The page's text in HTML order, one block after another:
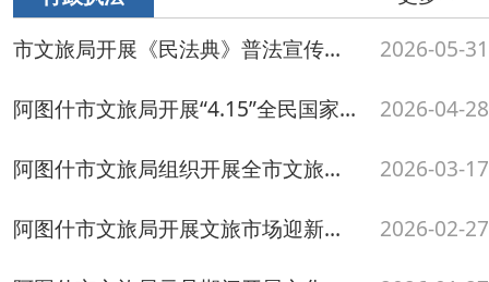
解锁阿图什休闲新去处！92家农家乐提质改造陆续迎客 2026-04-29
阿图什天门优惠来了！ 2026-03-25
阿图什市春节假期接待游客16.32万人次，同比增长48.63% 2026-03-02
回顾2025，文体旅融合赋能阿图什绘就“十四五”收官壮丽答卷 2026-01-27